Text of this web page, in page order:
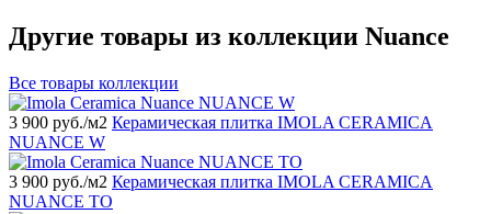
Другие товары из коллекции Nuance
Все товары коллекции
3 900 руб./м2 Керамическая плитка IMOLA CERAMICA
NUANCE W
3 900 руб./м2 Керамическая плитка IMOLA CERAMICA
NUANCE TO